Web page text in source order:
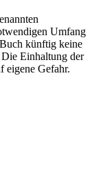
Umfang
künftig keine
Einhaltung der
eigene Gefahr.